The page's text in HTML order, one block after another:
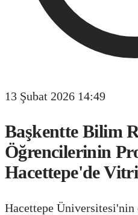
13 Şubat 2026 14:49
Başkentte Bilim
Öğrencilerinin
Hacettepe'de
Hacettepe